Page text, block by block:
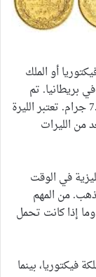
أو الملك
بريطانيا. تم
سكها في الذهب عيار 22 قيراطًا، وتزن حوالي 7.98 جرام. تعتبر الليرة
من الليرات
في الوقت
الذهب. من المهم
إذا كانت تحمل
فيكتوريا، بينما